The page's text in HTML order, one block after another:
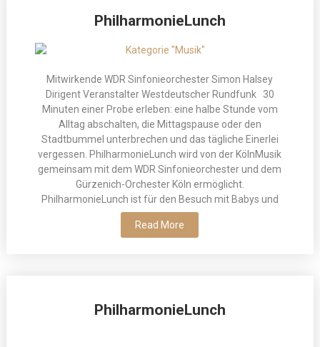
PhilharmonieLunch
Mitwirkende WDR Sinfonieorchester Simon Halsey
Dirigent Veranstalter Westdeutscher Rundfunk 30
Minuten einer Probe erleben: eine halbe Stunde vom
Alltag abschalten, die Mittagspause oder den
Stadtbummel unterbrechen und das tägliche Einerlei
vergessen. PhilharmonieLunch wird von der KölnMusik
gemeinsam mit dem WDR Sinfonieorchester und dem
Gürzenich-Orchester Köln ermöglicht.
PhilharmonieLunch ist für den Besuch mit Babys und
Read More
PhilharmonieLunch